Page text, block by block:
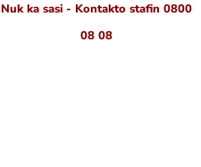
Nuk ka sasi - Kontakto stafin 0800
08 08